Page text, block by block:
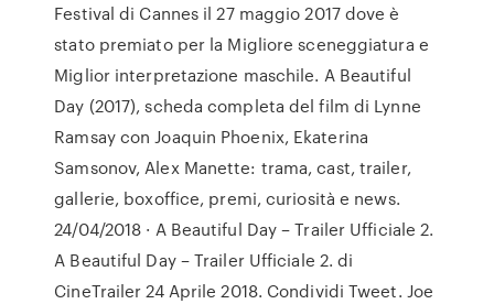
Festival di Cannes il 27 maggio 2017 dove è
stato premiato per la Migliore sceneggiatura e
Miglior interpretazione maschile. A Beautiful
Day (2017), scheda completa del film di Lynne
Ramsay con Joaquin Phoenix, Ekaterina
Samsonov, Alex Manette: trama, cast, trailer,
gallerie, boxoffice, premi, curiosità e news.
24/04/2018 · A Beautiful Day – Trailer Ufficiale 2.
A Beautiful Day – Trailer Ufficiale 2. di
CineTrailer 24 Aprile 2018. Condividi Tweet. Joe